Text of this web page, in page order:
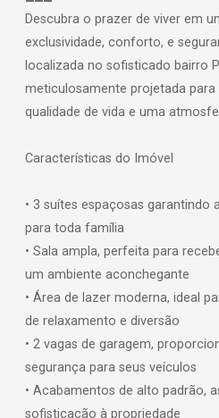
Descubra o prazer de viver em
exclusividade, conforto, e
localizada no sofisticado bairro
meticulosamente projetada
qualidade de vida e uma
Características do Imóvel
• 3 suítes espaçosas
para toda família
• Sala ampla, perfeita para
um ambiente aconchegante
• Área de lazer moderna, ideal
de relaxamento e diversão
• 2 vagas de garagem,
segurança para seus veículos
• Acabamentos de alto padrão,
sofisticação à propriedade